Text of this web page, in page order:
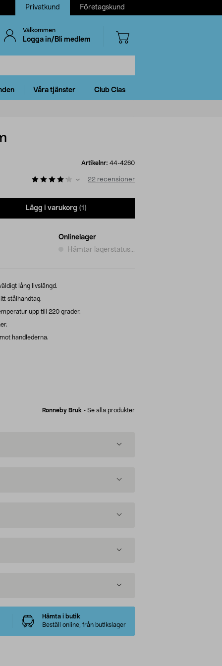
Privatkund Företagskund
Välkommen
Logga in/Bli medlem
Våra tjänster Club Clas
Artikelnr: 44-4260
22 recensioner
Lägg i varukorg (1)
Onlinelager
Hämtar lagerstatus...
lång livslängd.
stålhandtag.
upp till 220 grader.
handlederna.
Ronneby Bruk - Se alla produkter
Hämta i butik
Beställ online, från butikslager